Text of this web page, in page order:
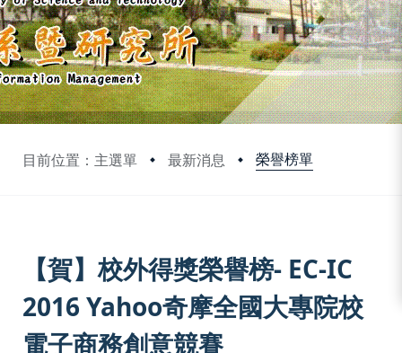
目前位置：主選單 最新消息 榮譽榜單
【賀】校外得獎榮譽榜- EC-IC
2016 Yahoo奇摩全國大專院校
電子商務創意競賽